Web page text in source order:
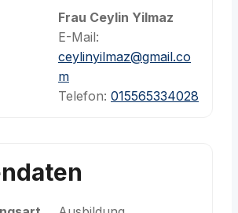
Frau Ceylin Yilmaz
E-Mail:
ceylinyilmaz@gmail.co
m
Telefon: 015565334028